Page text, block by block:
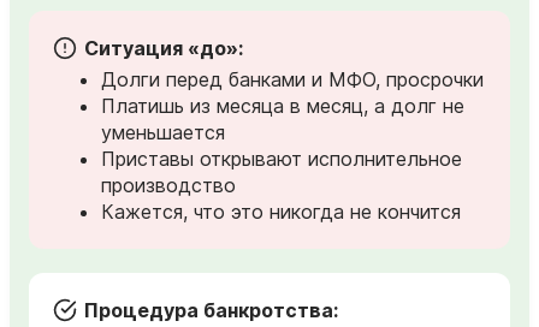
Ситуация «до»:
Долги перед банками и МФО, просрочки
Платишь из месяца в месяц, а долг не
уменьшается
Приставы открывают исполнительное
производство
Кажется, что это никогда не кончится
Процедура банкротства: